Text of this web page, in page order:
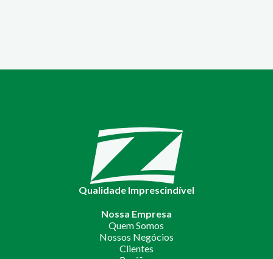
Qualidade Imprescindível
Nossa Empresa
Quem Somos
Nossos Negócios
Clientes